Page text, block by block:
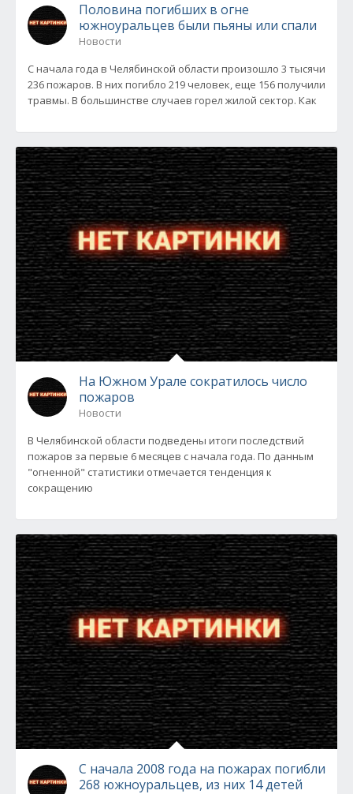
Половина погибших в огне
южноуральцев были пьяны или спали
Новости
С начала года в Челябинской области произошло 3 тысячи
236 пожаров. В них погибло 219 человек, еще 156 получили
травмы. В большинстве случаев горел жилой сектор. Как
На Южном Урале сократилось число
пожаров
Новости
В Челябинской области подведены итоги последствий
пожаров за первые 6 месяцев с начала года. По данным
"огненной" статистики отмечается тенденция к
сокращению
С начала 2008 года на пожарах погибли
268 южноуральцев, из них 14 детей